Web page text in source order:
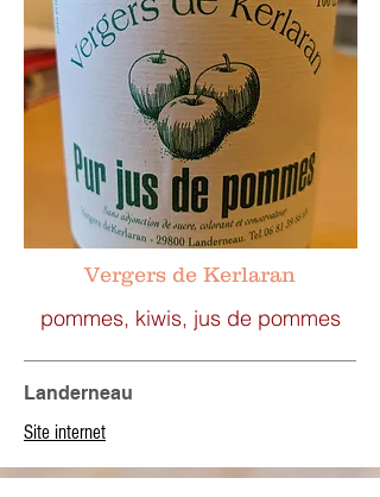
Vergers de Kerlaran
pommes, kiwis, jus de pommes
Landerneau
Site internet